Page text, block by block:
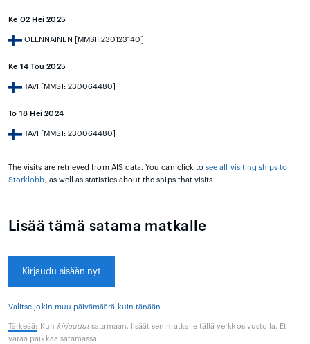
Ke 02 Hei 2025
OLENNAINEN [MMSI: 230123140]
Ke 14 Tou 2025
TAVI [MMSI: 230064480]
To 18 Hei 2024
TAVI [MMSI: 230064480]
The visits are retrieved from AIS data. You can click tosee all visiting ships to
Storklobb, as well as statistics about the ships that visits
Lisää tämä satama matkalle
Kirjaudu sisään nyt
Valitse jokin muu päivämäärä kuin tänään
Tärkeää: Kun kirjaudutsatamaan, lisäät sen matkalle tällä verkkosivustolla. Et
varaa paikkaa satamassa.